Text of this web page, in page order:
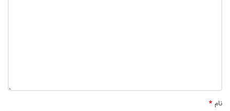
نام *